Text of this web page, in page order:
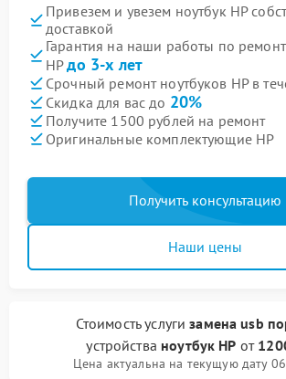
Привезем и увезем ноутбук HP
доставкой
Гарантия на наши работы по
HPдо 3-х лет
Срочный ремонт ноутбуков HP в
Скидка для вас до 20%
Получите 1500 рублей на ремонт
Оригинальные комплектующие HP
Получить консультацию
Наши цены
Стоимость услугизамена usb
устройства ноутбук HP от
Цена актуальна на текущую дату